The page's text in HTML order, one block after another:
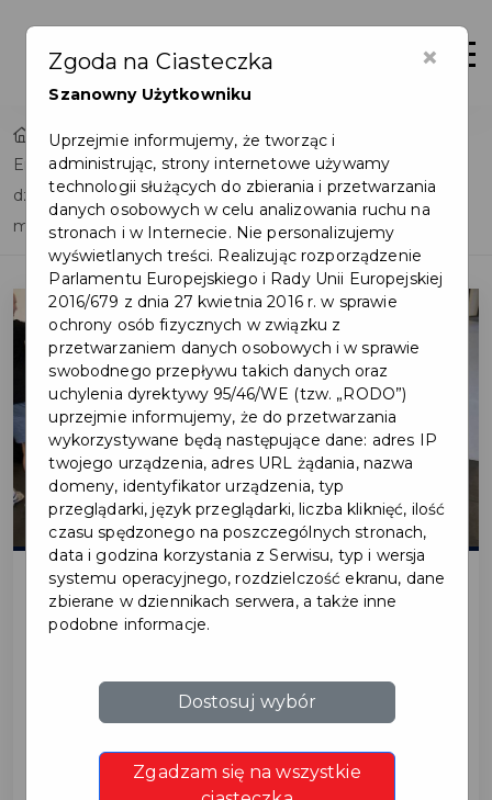
Home
Lista aktualności
English Camp - bezpłatne pólkolonie dla dzieci z domów
dziecka, rodzin zastępczych i o niskim statusie
materialnym
2022-12-30
ENGLISH CAMP -
PÓLKOLONIE DLA
×
Zgoda na Ciasteczka
Szanowny Użytkowniku
Uprzejmie informujemy, że tworząc i
administrując, strony internetowe używamy
technologii służących do zbierania i przetwarzania
danych osobowych w celu analizowania ruchu na
stronach i w Internecie. Nie personalizujemy
wyświetlanych treści. Realizując rozporządzenie
Parlamentu Europejskiego i Rady Unii Europejskiej
2016/679 z dnia 27 kwietnia 2016 r. w sprawie
ochrony osób fizycznych w związku z
przetwarzaniem danych osobowych i w sprawie
swobodnego przepływu takich danych oraz
uchylenia dyrektywy 95/46/WE (tzw. „RODO”)
uprzejmie informujemy, że do przetwarzania
wykorzystywane będą następujące dane: adres IP
twojego urządzenia, adres URL żądania, nazwa
domeny, identyfikator urządzenia, typ
przeglądarki, język przeglądarki, liczba kliknięć, ilość
czasu spędzonego na poszczególnych stronach,
data i godzina korzystania z Serwisu, typ i wersja
systemu operacyjnego, rozdzielczość ekranu, dane
zbierane w dziennikach serwera, a także inne
podobne informacje.
Dostosuj wybór
Zgadzam się na wszystkie